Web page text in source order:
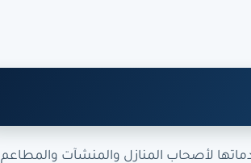
لأصحاب المنازل والمنشآت والمطاعم